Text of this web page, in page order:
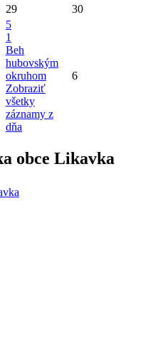
29 30
5
1
Beh
hubovským
okruhom
Zobraziť
všetky
záznamy z
dňa
6
obce Likavka